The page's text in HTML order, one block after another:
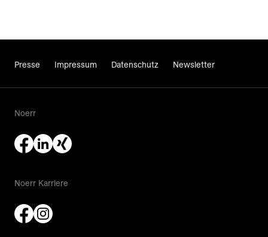
Presse Impressum Datenschutz Newsletter
Noerr
Noerr Karriere